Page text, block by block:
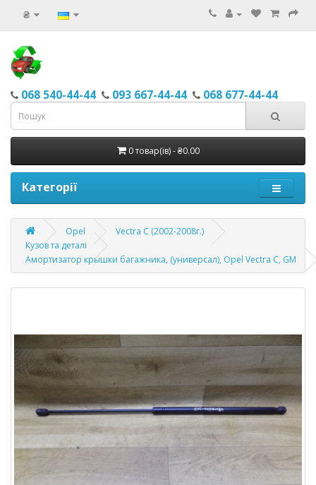
₴
068 540-44-44 093 667-44-44 068 677-44-44
0 товар(ів) - ₴0.00
Категорії
Opel
Vectra C (2002-2008г.)
Кузов та деталі
Амортизатор крышки багажника, (универсал), Opel Vectra C, GM